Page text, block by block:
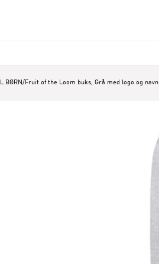
BØRN/Fruit of the Loom buks, Grå med logo og navn